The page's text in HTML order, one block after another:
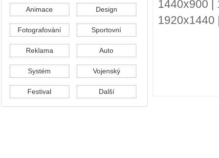
Animace Design
Fotografování Sportovní
Reklama Auto
Systém Vojenský
Festival Další
1440x900 |
1920x1440